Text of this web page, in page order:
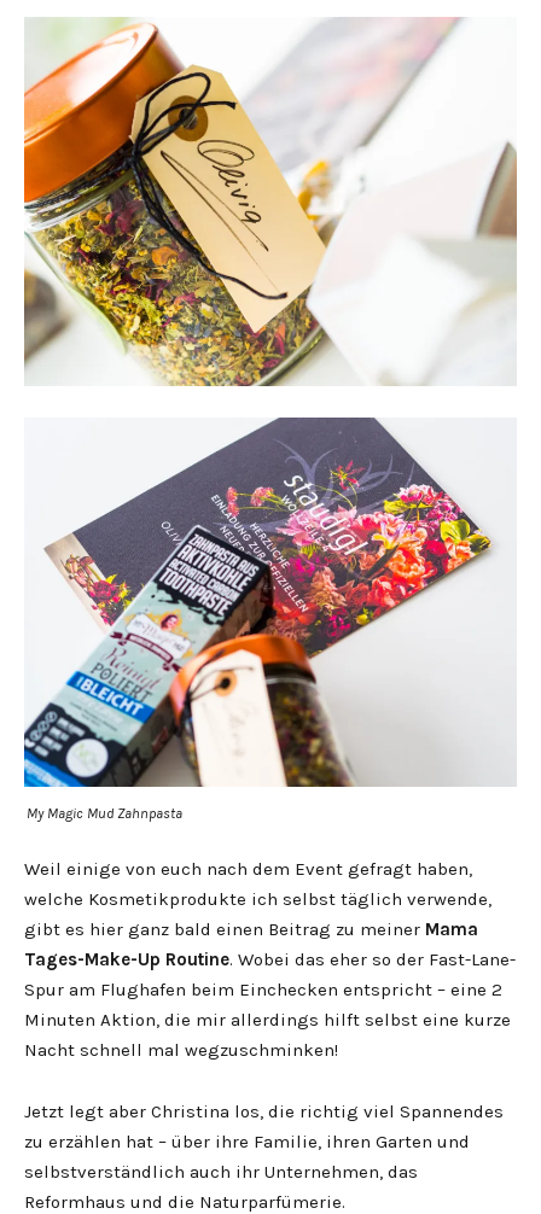
My Magic Mud Zahnpasta
Weil einige von euch nach dem Event gefragt haben,
welche Kosmetikprodukte ich selbst täglich verwende,
gibt es hier ganz bald einen Beitrag zu meiner Mama
Tages-Make-Up Routine. Wobei das eher so der Fast-Lane-
Spur am Flughafen beim Einchecken entspricht – eine 2
Minuten Aktion, die mir allerdings hilft selbst eine kurze
Nacht schnell mal wegzuschminken!
Jetzt legt aber Christina los, die richtig viel Spannendes
zu erzählen hat – über ihre Familie, ihren Garten und
selbstverständlich auch ihr Unternehmen, das
Reformhaus und die Naturparfümerie.